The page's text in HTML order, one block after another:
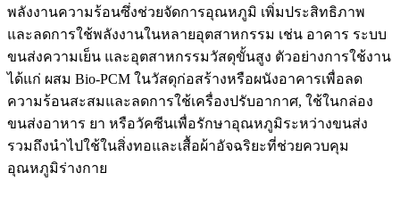
พลังงานความร้อนซึ่งช่วยจัดการอุณหภูมิ เพิ่มประสิทธิภาพ
และลดการใช้พลังงานในหลายอุตสาหกรรม เช่น อาคาร ระบบ
ขนส่งความเย็น และอุตสาหกรรมวัสดุขั้นสูง ตัวอย่างการใช้งาน
ได้แก่ ผสม Bio‑PCM ในวัสดุก่อสร้างหรือผนังอาคารเพื่อลด
ความร้อนสะสมและลดการใช้เครื่องปรับอากาศ, ใช้ในกล่อง
ขนส่งอาหาร ยา หรือวัคซีนเพื่อรักษาอุณหภูมิระหว่างขนส่ง
รวมถึงนำไปใช้ในสิ่งทอและเสื้อผ้าอัจฉริยะที่ช่วยควบคุม
อุณหภูมิร่างกาย